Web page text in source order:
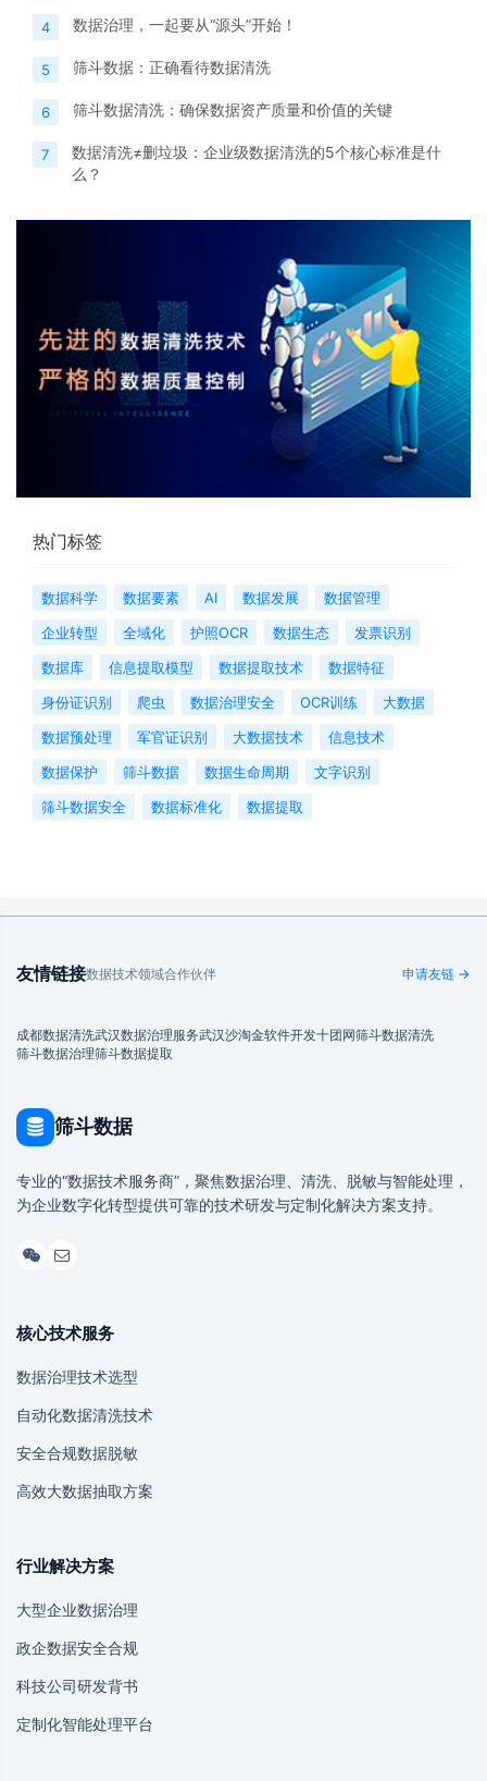
4 数据治理，一起要从“源头”开始！
5 筛斗数据：正确看待数据清洗
6 筛斗数据清洗：确保数据资产质量和价值的关键
7
数据清洗≠删垃圾：企业级数据清洗的5个核心标准是什
么？
热门标签
数据科学 数据要素 AI 数据发展
数据管理
企业转型
全域化 护照OCR 数据生态
发票识别
数据库
信息提取模型 数据提取技术
数据特征
身份证识别
爬虫 数据治理安全 OCR训练
大数据
数据预处理
军官证识别 大数据技术
信息技术
数据保护
筛斗数据 数据生命周期
文字识别
筛斗数据安全
数据标准化 数据提取
友情链接数据技术领域合作伙伴 申请友链 →
成都数据清洗武汉数据治理服务武汉沙淘金软件开发十团网筛斗数据清洗
筛斗数据治理筛斗数据提取
筛斗数据
专业的“数据技术服务商”，聚焦数据治理、清洗、脱敏与智能处理，
为企业数字化转型提供可靠的技术研发与定制化解决方案支持。
核心技术服务
数据治理技术选型
自动化数据清洗技术
安全合规数据脱敏
高效大数据抽取方案
行业解决方案
大型企业数据治理
政企数据安全合规
科技公司研发背书
定制化智能处理平台